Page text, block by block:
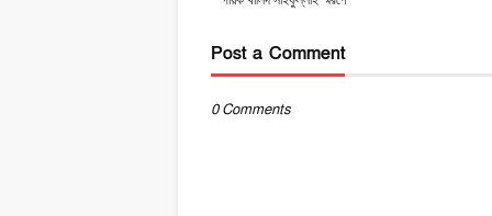
Post a Comment
0 Comments